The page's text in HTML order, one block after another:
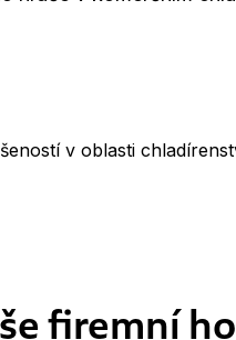
v oblasti
firemní